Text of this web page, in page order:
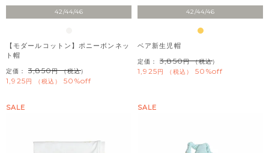
42/44/46
【モダールコットン】ポニーボンネッ
ト帽
定価： 3,850 （税込）
1,925 税込 50%off
42/44/46
ベア新生児帽
定価： 3,850 （税込）
1,925 税込 50%off
SALE SALE